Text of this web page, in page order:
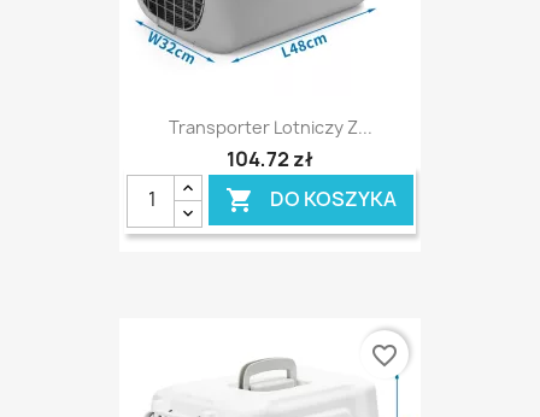
Transporter Lotniczy Z...
104,72 zł
 DO KOSZYKA
favorite_border